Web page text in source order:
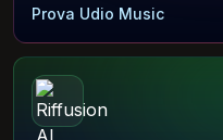
Prova Udio Music